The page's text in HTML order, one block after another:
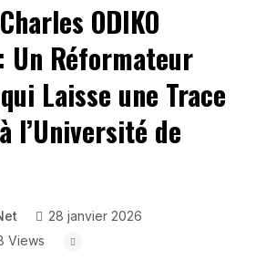
ODIKO
Un Réformateur
Laisse une Trace
l’Université de
28 janvier 2026
Views